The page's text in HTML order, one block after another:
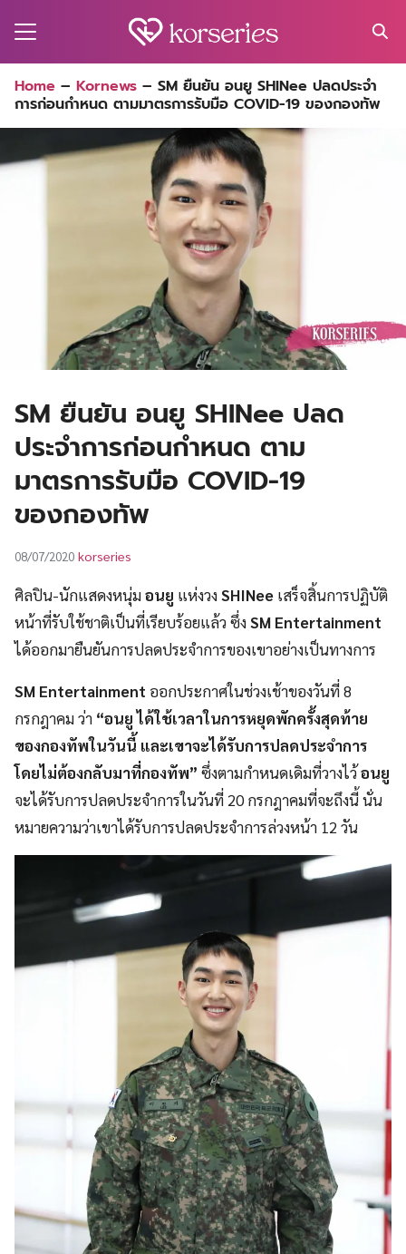
for:
Home – Kornews – SM ยืนยัน อนยู SHINee ปลดประจำ
การก่อนกำหนด ตามมาตรการรับมือ COVID-19 ของกองทัพ
SM ยืนยัน อนยู SHINee ปลด
ประจำการก่อนกำหนด ตาม
มาตรการรับมือ COVID-19
ของกองทัพ
08/07/2020 korseries
ศิลปิน-นักแสดงหนุ่มอนยู แห่งวงSHINee เสร็จสิ้นการปฏิบัติ
หน้าที่รับใช้ชาติเป็นที่เรียบร้อยแล้ว ซึ่งSM Entertainment
ได้ออกมายืนยันการปลดประจำการของเขาอย่างเป็นทางการ
SM Entertainment ออกประกาศในช่วงเช้าของวันที่ 8
กรกฎาคม ว่า “อนยู ได้ใช้เวลาในการหยุดพักครั้งสุดท้าย
ของกองทัพในวันนี้ และเขาจะได้รับการปลดประจำการ
โดยไม่ต้องกลับมาที่กองทัพ” ซึ่งตามกำหนดเดิมที่วางไว้อนยู
จะได้รับการปลดประจำการในวันที่ 20 กรกฎาคมที่จะถึงนี้ นั่น
หมายความว่าเขาได้รับการปลดประจำการล่วงหน้า 12 วัน